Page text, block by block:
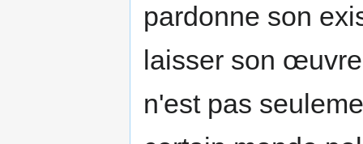
pardonne son
laisser son
n'est pas